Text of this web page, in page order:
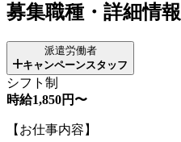
募集職種・詳細情報
派遣労働者
キャンペーンスタッフ
シフト制
時給1,850円〜
【お仕事内容】